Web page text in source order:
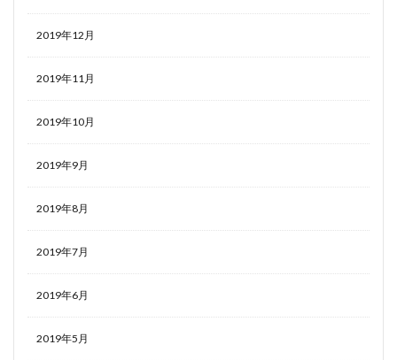
2019年12月
2019年11月
2019年10月
2019年9月
2019年8月
2019年7月
2019年6月
2019年5月